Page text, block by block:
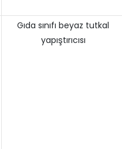
Gıda sınıfı beyaz tutkal
yapıştırıcısı